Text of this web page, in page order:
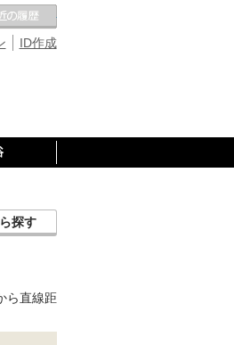
ID作成
の温泉
探す
ら直線距